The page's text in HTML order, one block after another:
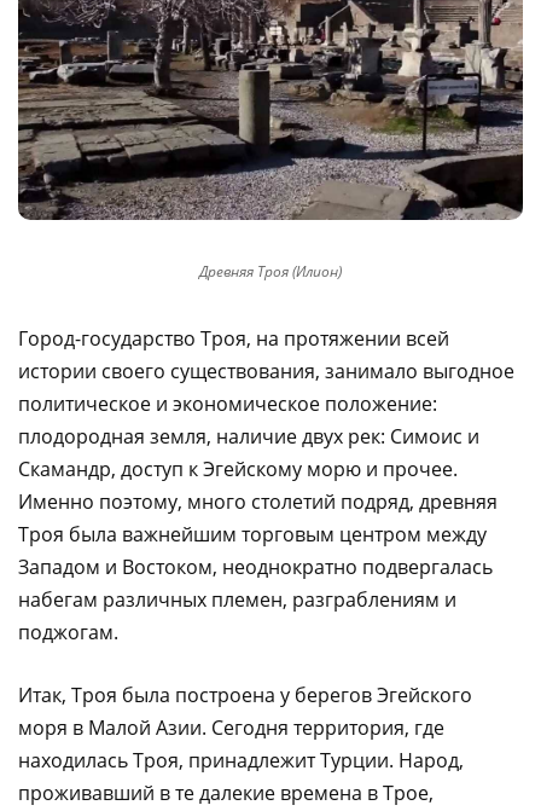
Древняя Троя (Илион)
Город-государство Троя, на протяжении всей
истории своего существования, занимало выгодное
политическое и экономическое положение:
плодородная земля, наличие двух рек: Симоис и
Скамандр, доступ к Эгейскому морю и прочее.
Именно поэтому, много столетий подряд, древняя
Троя была важнейшим торговым центром между
Западом и Востоком, неоднократно подвергалась
набегам различных племен, разграблениям и
поджогам.
Итак, Троя была построена у берегов Эгейского
моря в Малой Азии. Сегодня территория, где
находилась Троя, принадлежит Турции. Народ,
проживавший в те далекие времена в Трое,